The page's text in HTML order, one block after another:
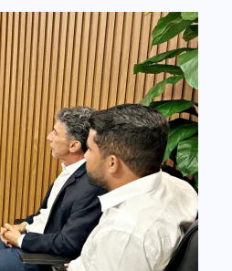
EDITORIAL DO DIA
deflagra operação contra
de R$ 5,7 milhões no INSS
no Maranhão
7 DE AGOSTO, 2026